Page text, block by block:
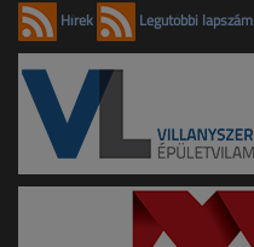
Hírek Legutóbbi lapszám